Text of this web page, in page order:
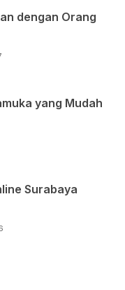
dengan Orang
yang Mudah
Surabaya